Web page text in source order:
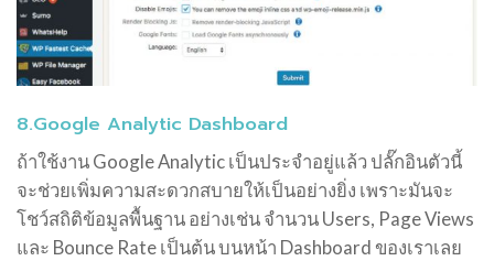
8.Google Analytic Dashboard
ถ้าใช้งาน Google Analytic เป็นประจำอยู่แล้ว ปลั๊กอินตัวนี้
จะช่วยเพิ่มความสะดวกสบายให้เป็นอย่างยิ่ง เพราะมันจะ
โชว์สถิติข้อมูลพื้นฐาน อย่างเช่น จำนวน Users, Page Views
และ Bounce Rate เป็นต้น บนหน้า Dashboard ของเราเลย